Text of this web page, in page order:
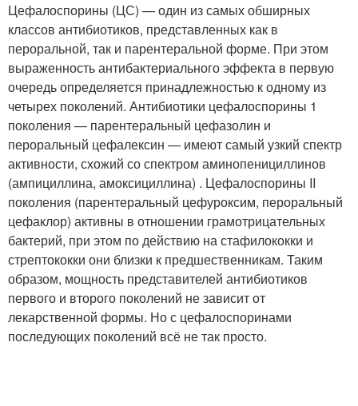
Цефалоспорины (ЦС) — один из самых обширных
классов антибиотиков, представленных как в
пероральной, так и парентеральной форме. При этом
выраженность антибактериального эффекта в первую
очередь определяется принадлежностью к одному из
четырех поколений. Антибиотики цефалоспорины 1
поколения — парентеральный цефазолин и
пероральный цефалексин — имеют самый узкий спектр
активности, схожий со спектром аминопенициллинов
(ампициллина, амоксициллина) . Цефалоспорины II
поколения (парентеральный цефуроксим, пероральный
цефаклор) активны в отношении грамотрицательных
бактерий, при этом по действию на стафилококки и
стрептококки они близки к предшественникам. Таким
образом, мощность представителей антибиотиков
первого и второго поколений не зависит от
лекарственной формы. Но с цефалоспоринами
последующих поколений всё не так просто.